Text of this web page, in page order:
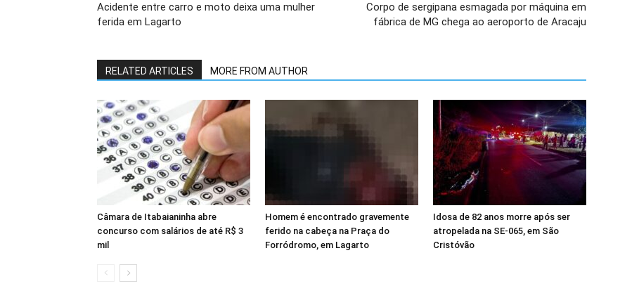
Acidente entre carro e moto deixa uma mulher
ferida em Lagarto
Corpo de sergipana esmagada por máquina em
fábrica de MG chega ao aeroporto de Aracaju
RELATED ARTICLES MORE FROM AUTHOR
Câmara de Itabaianinha abre
concurso com salários de até R$ 3
mil
Homem é encontrado gravemente
ferido na cabeça na Praça do
Forródromo, em Lagarto
Idosa de 82 anos morre após ser
atropelada na SE-065, em São
Cristóvão